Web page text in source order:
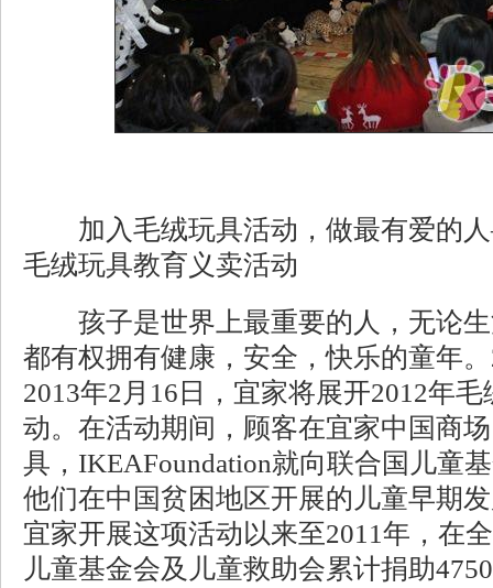
加入毛绒玩具活动，做最有爱的
毛绒玩具教育义卖活动
孩子是世界上最重要的人，无论生
都有权拥有健康，安全，快乐的童年
2013年2月16日，宜家将展开2012年
动。在活动期间，顾客在宜家中国商
具，IKEAFoundation就向联合国儿童
他们在中国贫困地区开展的儿童早期
宜家开展这项活动以来至2011年，在
儿童基金会及儿童救助会累计捐助